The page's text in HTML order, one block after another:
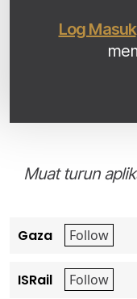
Log Masuk
Muat turun
Gaza
ISRail